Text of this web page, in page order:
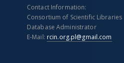
Contact Information:
Consortium of Scientific Libraries
Database Administrator
E-Mail: rcin.org.pl@gmail.com